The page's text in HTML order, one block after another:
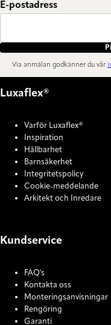
E-postadress
Via anmälan godkänner du vår
Luxaflex®
Varför Luxaflex®
Inspiration
Hållbarhet
Barnsäkerhet
Integritetspolicy
Cookie-meddelande
Arkitekt och Inredare
Kundservice
FAQ's
Kontakta oss
Monteringsanvisningar
Rengöring
Garanti